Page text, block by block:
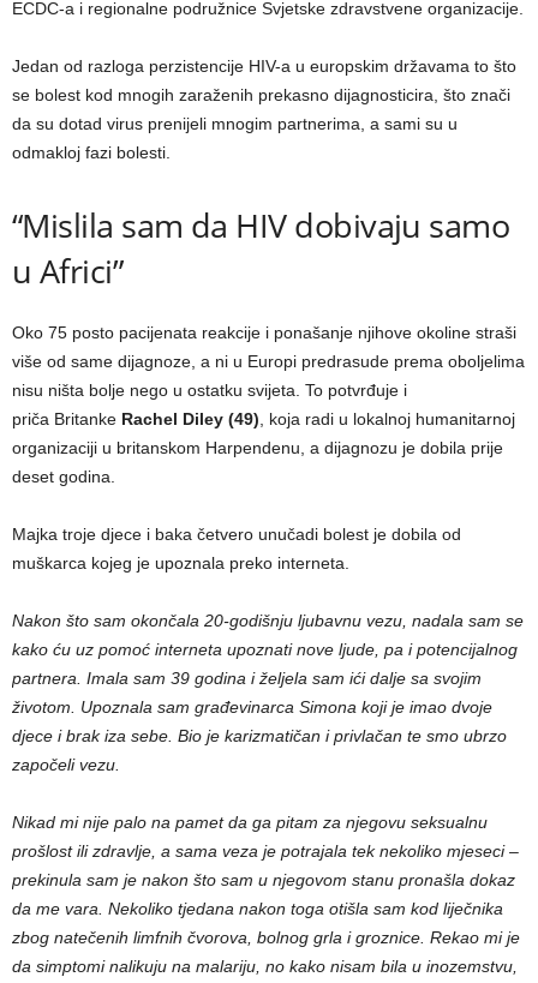
ECDC-a i regionalne podružnice Svjetske zdravstvene organizacije.
Jedan od razloga perzistencije HIV-a u europskim državama to što
se bolest kod mnogih zaraženih prekasno dijagnosticira, što znači
da su dotad virus prenijeli mnogim partnerima, a sami su u
odmakloj fazi bolesti.
“Mislila sam da HIV dobivaju samo
u Africi”
Oko 75 posto pacijenata reakcije i ponašanje njihove okoline straši
više od same dijagnoze, a ni u Europi predrasude prema oboljelima
nisu ništa bolje nego u ostatku svijeta. To potvrđuje i
priča Britanke Rachel Diley (49) , koja radi u lokalnoj humanitarnoj
organizaciji u britanskom Harpendenu, a dijagnozu je dobila prije
deset godina.
Majka troje djece i baka četvero unučadi bolest je dobila od
muškarca kojeg je upoznala preko interneta.
Nakon što sam okončala 20-godišnju ljubavnu vezu, nadala sam se
kako ću uz pomoć interneta upoznati nove ljude, pa i potencijalnog
partnera. Imala sam 39 godina i željela sam ići dalje sa svojim
životom. Upoznala sam građevinarca Simona koji je imao dvoje
djece i brak iza sebe. Bio je karizmatičan i privlačan te smo ubrzo
započeli vezu.
Nikad mi nije palo na pamet da ga pitam za njegovu seksualnu
prošlost ili zdravlje, a sama veza je potrajala tek nekoliko mjeseci –
prekinula sam je nakon što sam u njegovom stanu pronašla dokaz
da me vara. Nekoliko tjedana nakon toga otišla sam kod liječnika
zbog natečenih limfnih čvorova, bolnog grla i groznice. Rekao mi je
da simptomi nalikuju na malariju, no kako nisam bila u inozemstvu,